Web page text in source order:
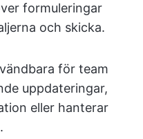
formuleringar
och skicka.
för team
uppdateringar,
eller hanterar